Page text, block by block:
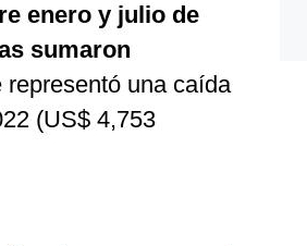
enero y julio de
sumaron
representó una caída
(US$ 4,753